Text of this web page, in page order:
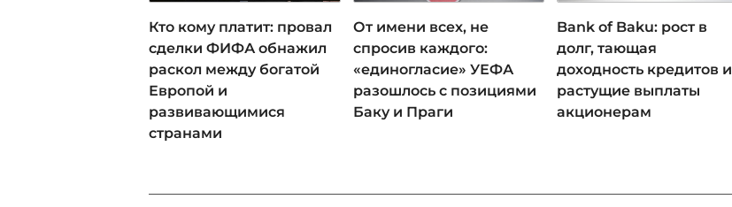
Кто кому платит: провал
сделки ФИФА обнажил
раскол между богатой
Европой и
развивающимися
странами
От имени всех, не
спросив каждого:
«единогласие» УЕФА
разошлось с позициями
Баку и Праги
Bank of Baku: рост в
долг, тающая
доходность кредитов и
растущие выплаты
акционерам